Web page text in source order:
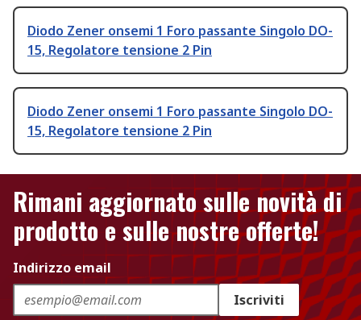
Diodo Zener onsemi 1 Foro passante Singolo DO-
15, Regolatore tensione 2 Pin
Diodo Zener onsemi 1 Foro passante Singolo DO-
15, Regolatore tensione 2 Pin
Rimani aggiornato sulle novità di
prodotto e sulle nostre offerte!
Indirizzo email
Iscriviti